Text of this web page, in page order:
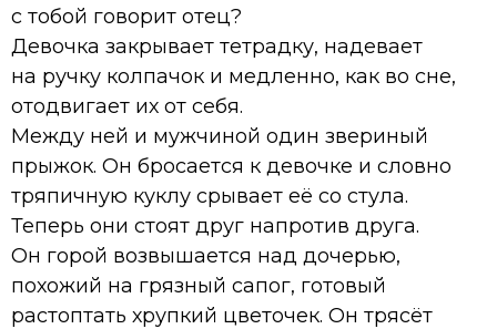
с тобой говорит отец?
Девочка закрывает тетрадку, надевает
на ручку колпачок и медленно, как во сне,
отодвигает их от себя.
Между ней и мужчиной один звериный
прыжок. Он бросается к девочке и словно
тряпичную куклу срывает её со стула.
Теперь они стоят друг напротив друга.
Он горой возвышается над дочерью,
похожий на грязный сапог, готовый
растоптать хрупкий цветочек. Он трясёт